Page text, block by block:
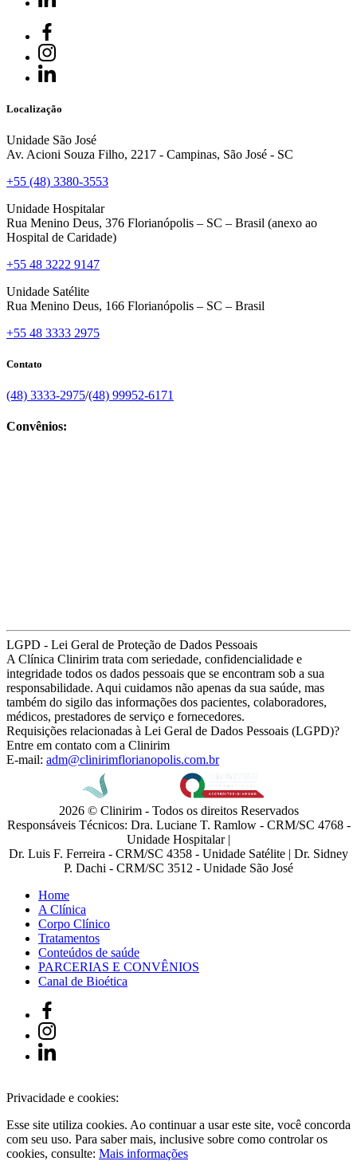
Localização
Unidade São José
Av. Acioni Souza Filho, 2217 - Campinas, São José - SC
+55 (48) 3380-3553
Unidade Hospitalar
Rua Menino Deus, 376 Florianópolis – SC – Brasil (anexo ao
Hospital de Caridade)
+55 48 3222 9147
Unidade Satélite
Rua Menino Deus, 166 Florianópolis – SC – Brasil
+55 48 3333 2975
Contato
(48) 3333-2975/(48) 99952-6171
Convênios:
LGPD - Lei Geral de Proteção de Dados Pessoais
A Clínica Clinirim trata com seriedade, confidencialidade e
integridade todos os dados pessoais que se encontram sob a sua
responsabilidade. Aqui cuidamos não apenas da sua saúde, mas
também do sigilo das informações dos pacientes, colaboradores,
médicos, prestadores de serviço e fornecedores.
Requisições relacionadas à Lei Geral de Dados Pessoais (LGPD)?
Entre em contato com a Clinirim
E-mail: adm@clinirimflorianopolis.com.br
2026 © Clinirim - Todos os direitos Reservados
Responsáveis Técnicos: Dra. Luciane T. Ramlow - CRM/SC 4768 -
Unidade Hospitalar |
Dr. Luis F. Ferreira - CRM/SC 4358 - Unidade Satélite | Dr. Sidney
P. Dachi - CRM/SC 3512 - Unidade São José
Home
A Clínica
Corpo Clínico
Tratamentos
Conteúdos de saúde
PARCERIAS E CONVÊNIOS
Canal de Bioética
Privacidade e cookies:
Esse site utiliza cookies. Ao continuar a usar este site, você concorda
com seu uso. Para saber mais, inclusive sobre como controlar os
cookies, consulte: Mais informações